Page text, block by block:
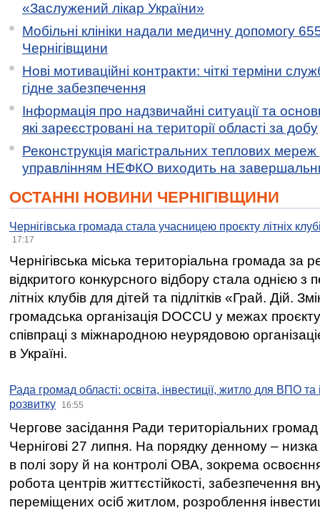
«Заслужений лікар України»
Мобільні клініки надали медичну допомогу
Чернігівщини
Нові мотиваційні контракти: чіткі терміни
гідне забезпечення
Інформація про надзвичайні ситуації та
які зареєстровані на території області за добу
Реконструкція магістральних теплових мереж
управлінням НЕФКО виходить на
ОСТАННІ НОВИНИ ЧЕРНІГІВЩИНИ
Чернігівська громада стала учасницею проєкту літніх
17:17
Чернігівська міська територіальна громада за
відкритого конкурсного відбору стала однією
літніх клубів для дітей та підлітків «Грай. Дій.
громадська організація DOCCU у межах
співпраці з міжнародною неурядовою
в Україні.
Рада громад області: освіта, інвестиції, житло для ВПО
розвитку
16:55
Чергове засідання Ради територіальних громад
Чернігові 27 липня. На порядку денному –
в полі зору й на контролі ОВА, зокрема освоєння
робота центрів життєстійкості, забезпечення
переміщених осіб житлом, розроблення